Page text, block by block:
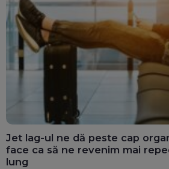
Jet lag-ul ne dă peste cap
face ca să ne revenim mai
lung